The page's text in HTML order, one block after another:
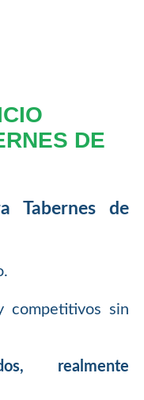
DE
Tabernes de
competitivos sin
realmente